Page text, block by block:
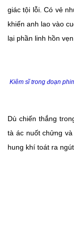
giác tội lỗi. Có vẻ
khiến anh lao vào
lại phần linh hồn vẹn
Kiêm sĩ trong đoạn
Dù chiến thắng
tà ác nuốt chửng
hung khí toát ra